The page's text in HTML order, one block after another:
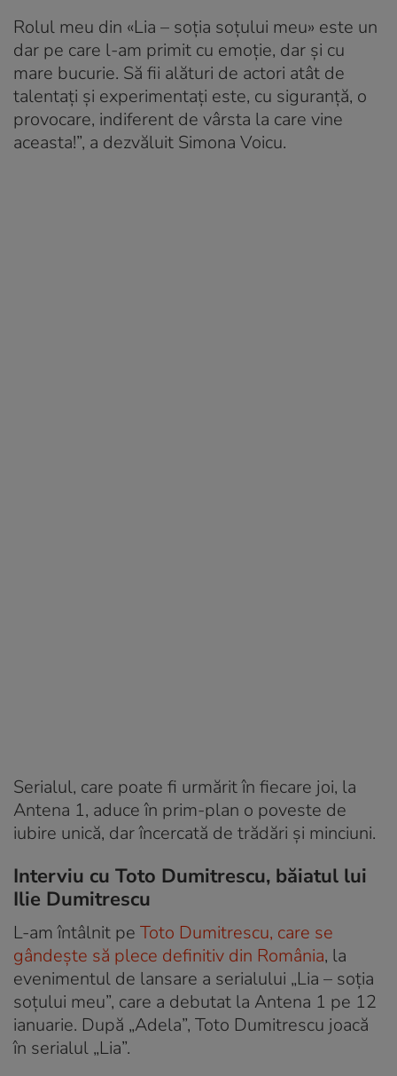
Rolul meu din «Lia – soția soțului meu» este un
dar pe care l-am primit cu emoție, dar și cu
mare bucurie. Să fii alături de actori atât de
talentați și experimentați este, cu siguranță, o
provocare, indiferent de vârsta la care vine
aceasta!”, a dezvăluit Simona Voicu.
Serialul, care poate fi urmărit în fiecare joi, la
Antena 1, aduce în prim-plan o poveste de
iubire unică, dar încercată de trădări şi minciuni.
Interviu cu Toto Dumitrescu, băiatul lui
Ilie Dumitrescu
L-am întâlnit pe Toto Dumitrescu, care se
gândește să plece definitiv din România, la
evenimentul de lansare a serialului „Lia – soția
soțului meu”, care a debutat la Antena 1 pe 12
ianuarie. După „Adela”, Toto Dumitrescu joacă
în serialul „Lia”.